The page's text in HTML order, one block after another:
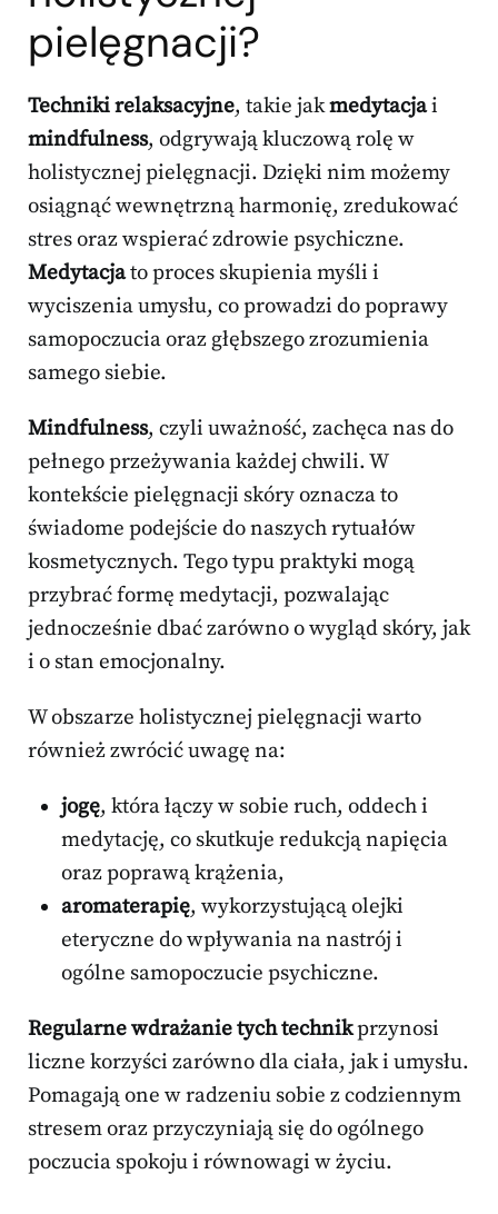
pielęgnacji?
Techniki relaksacyjne, takie jakmedytacjai
mindfulness, odgrywają kluczową rolę w
holistycznej pielęgnacji. Dzięki nim możemy
osiągnąć wewnętrzną harmonię, zredukować
stres oraz wspierać zdrowie psychiczne.
Medytacjato proces skupienia myśli i
wyciszenia umysłu, co prowadzi do poprawy
samopoczucia oraz głębszego zrozumienia
samego siebie.
Mindfulness, czyli uważność, zachęca nas do
pełnego przeżywania każdej chwili. W
kontekście pielęgnacji skóry oznacza to
świadome podejście do naszych rytuałów
kosmetycznych. Tego typu praktyki mogą
przybrać formę medytacji, pozwalając
jednocześnie dbać zarówno o wygląd skóry, jak
i o stan emocjonalny.
W obszarze holistycznej pielęgnacji warto
również zwrócić uwagę na:
jogę, która łączy w sobie ruch, oddech i
medytację, co skutkuje redukcją napięcia
oraz poprawą krążenia,
aromaterapię, wykorzystującą olejki
eteryczne do wpływania na nastrój i
ogólne samopoczucie psychiczne.
Regularne wdrażanie tych technikprzynosi
liczne korzyści zarówno dla ciała, jak i umysłu.
Pomagają one w radzeniu sobie z codziennym
stresem oraz przyczyniają się do ogólnego
poczucia spokoju i równowagi w życiu.